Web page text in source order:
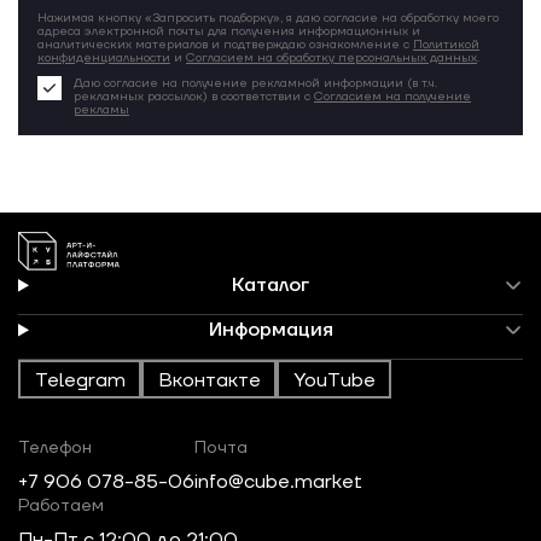
Нажимая кнопку «Запросить подборку», я даю согласие на обработку моего
адреса электронной почты для получения информационных и
аналитических материалов и подтверждаю ознакомление с Политикой
конфиденциальности и Согласием на обработку персональных данных.
Даю согласие на получение рекламной информации (в т.ч.
рекламных рассылок) в соответствии с Согласием на получение
рекламы
Каталог
Информация
Telegram Вконтакте YouTube
Телефон
+7 906 078-85-06
Почта
info@cube.market
Работаем